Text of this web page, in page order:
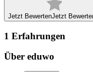
Jetzt BewertenJetzt
1 Erfahrungen
Über eduwo